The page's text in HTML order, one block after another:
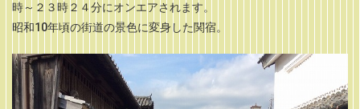
時～２３時２４分にオンエアされます。
昭和10年頃の街道の景色に変身した関宿。